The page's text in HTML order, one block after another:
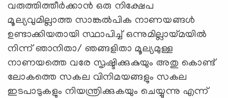
വരുത്തിത്തീർക്കാൻ ഒരു നിക്ഷേപ
മൂല്യവുമില്ലാത്ത സാങ്കൽപിക നാണയങ്ങൾ
ഉണ്ടാക്കിയതായി സ്ഥാപിച്ച് ഒന്നുമില്ലായ്മയിൽ
നിന്ന് ഞാനിതാ/ ഞങ്ങളിതാ മൂല്യമുള്ള
നാണയത്തെ വരേ സൃഷ്ടിക്കുകുയും അതു കൊണ്ട്
ലോകത്തെ സകല വിനിമയങ്ങളും സകല
ഇടപാടുകളും നിയന്ത്രിക്കുകയും ചെയ്യുന്നു എന്ന്